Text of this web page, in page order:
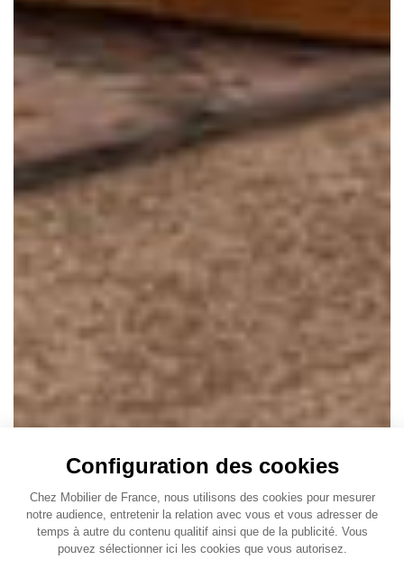
Configuration des cookies
Chez Mobilier de France, nous utilisons des cookies pour mesurer
notre audience, entretenir la relation avec vous et vous adresser de
temps à autre du contenu qualitif ainsi que de la publicité. Vous
pouvez sélectionner ici les cookies que vous autorisez.